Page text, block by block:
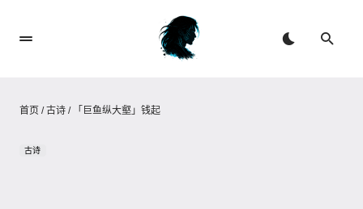
首页 /古诗 / 「巨鱼纵大壑」钱起
古诗